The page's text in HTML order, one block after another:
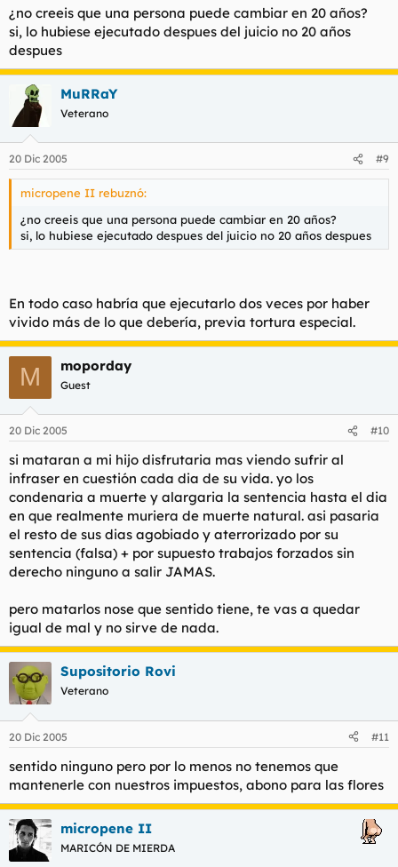
¿no creeis que una persona puede cambiar en 20 años?
si, lo hubiese ejecutado despues del juicio no 20 años
despues
MuRRaY
Veterano
20 Dic 2005 #9
micropene II rebuznó:
¿no creeis que una persona puede cambiar en 20 años?
si, lo hubiese ejecutado despues del juicio no 20 años despues
En todo caso habría que ejecutarlo dos veces por haber
vivido más de lo que debería, previa tortura especial.
M moporday
Guest
20 Dic 2005 #10
si mataran a mi hijo disfrutaria mas viendo sufrir al
infraser en cuestión cada dia de su vida. yo los
condenaria a muerte y alargaria la sentencia hasta el dia
en que realmente muriera de muerte natural. asi pasaria
el resto de sus dias agobiado y aterrorizado por su
sentencia (falsa) + por supuesto trabajos forzados sin
derecho ninguno a salir JAMAS.
pero matarlos nose que sentido tiene, te vas a quedar
igual de mal y no sirve de nada.
Supositorio Rovi
Veterano
20 Dic 2005 #11
sentido ninguno pero por lo menos no tenemos que
mantenerle con nuestros impuestos, abono para las flores
micropene II
MARICÓN DE MIERDA